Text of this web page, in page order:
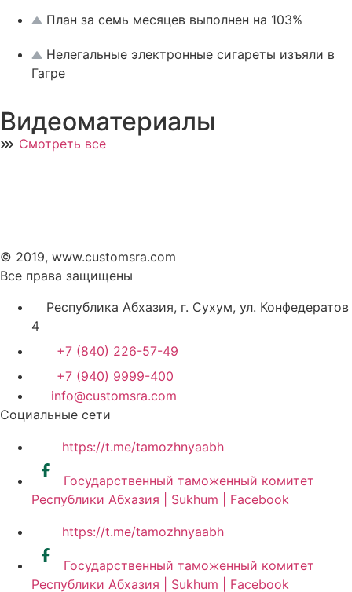
План за семь месяцев выполнен на 103%
Нелегальные электронные сигареты изъяли в
Гагре
Видеоматериалы
Смотреть все
© 2019, www.customsra.com
Все права защищены
Республика Абхазия, г. Сухум, ул. Конфедератов
4
+7 (840) 226-57-49
+7 (940) 9999-400
info@customsra.com
Социальные сети
https://t.me/tamozhnyaabh
Государственный таможенный комитет
Республики Абхазия | Sukhum | Facebook
https://t.me/tamozhnyaabh
Государственный таможенный комитет
Республики Абхазия | Sukhum | Facebook